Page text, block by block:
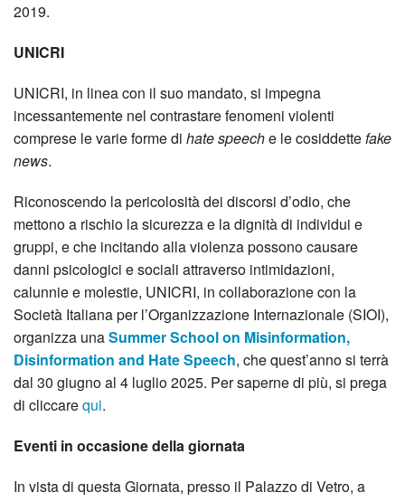
2019.
UNICRI
UNICRI, in linea con il suo mandato, si impegna
incessantemente nel contrastare fenomeni violenti
comprese le varie forme di hate speeche le cosiddettefake
news.
Riconoscendo la pericolosità dei discorsi d’odio, che
mettono a rischio la sicurezza e la dignità di individui e
gruppi, e che incitando alla violenza possono causare
danni psicologici e sociali attraverso intimidazioni,
calunnie e molestie, UNICRI, in collaborazione con la
Società Italiana per l’Organizzazione Internazionale (SIOI),
organizza unaSummer School on Misinformation,
Disinformation and Hate Speech, che quest’anno si terrà
dal 30 giugno al 4 luglio 2025. Per saperne di più, si prega
di cliccarequi.
Eventi in occasione della giornata
In vista di questa Giornata, presso il Palazzo di Vetro, a